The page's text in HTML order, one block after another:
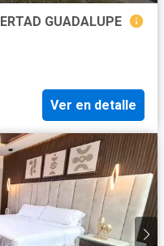
GUADALUPE
Ver en detalle